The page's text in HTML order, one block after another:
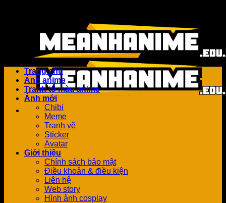
Trang chủ
Ảnh anime
Tranh tô màu anime
Ảnh mới
Chibi
Meme
Tranh vẽ
Sticker
Avatar
Giới thiệu
Chính sách bảo mật
Điều khoản & điều kiện
Liên hệ
Web story
Hình ảnh cosplay